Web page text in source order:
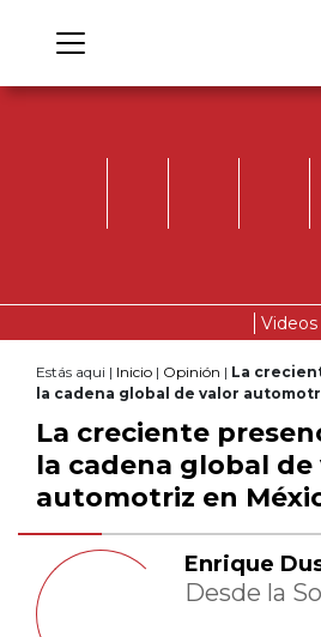
Videos
Estás aqui | Inicio | Opinión | La
la cadena global de valor
La creciente
la cadena global de
automotriz en
Enrique
Desde la